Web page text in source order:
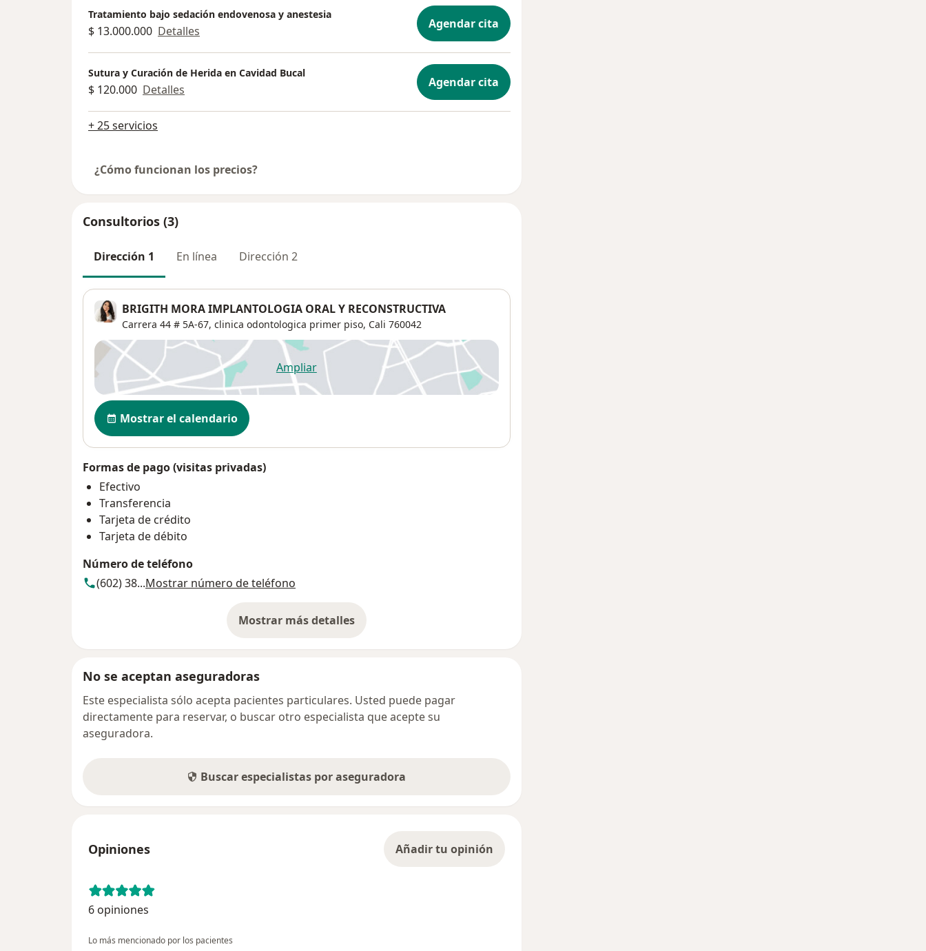
Tratamiento bajo sedación endovenosa y anestesia
$ 13.000.000 Detalles Agendar cita
Sutura y Curación de Herida en Cavidad Bucal
$ 120.000 Detalles Agendar cita
+ 25 servicios
¿Cómo funcionan los precios?
Consultorios (3)
Dirección 1 En línea Dirección 2
BRIGITH MORA IMPLANTOLOGIA ORAL Y RECONSTRUCTIVA
Carrera 44 # 5A-67, clinica odontologica primer piso, Cali 760042
Ampliarse abre en una nueva pestaña
Disponibilidad
Mostrar el calendario
Formas de pago (visitas privadas)
Efectivo
Transferencia
Tarjeta de crédito
Tarjeta de débito
Número de teléfono
(602) 38...Mostrar número de teléfono
Mostrar más detalles
sobre la dirección
No se aceptan aseguradoras
Este especialista sólo acepta pacientes particulares. Usted puede pagar
directamente para reservar, o buscar otro especialista que acepte su
aseguradora.
Buscar especialistas por aseguradora
Opiniones Añadir tu opinión
6 opiniones
Lo más mencionado por los pacientes